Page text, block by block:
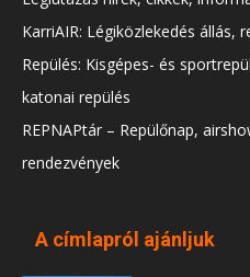
KarriAIR: Légiközlekedés állás,
Repülés: Kisgépes- és
katonai repülés
REPNAPtár – Repülőnap,
rendezvények
A címlapról ajánljuk